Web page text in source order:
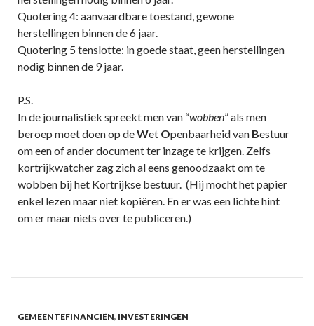
Quotering 4: aanvaardbare toestand, gewone
herstellingen binnen de 6 jaar.
Quotering 5 tenslotte: in goede staat, geen herstellingen
nodig binnen de 9 jaar.
P.S.
In de journalistiek spreekt men van “wobben” als men
beroep moet doen op deWet Openbaarheid van Bestuur
om een of ander document ter inzage te krijgen. Zelfs
kortrijkwatcher zag zich al eens genoodzaakt om te
wobben bij het Kortrijkse bestuur. (Hij mocht het papier
enkel lezen maar niet kopiëren. En er was een lichte hint
om er maar niets over te publiceren.)
GEMEENTEFINANCIËN, INVESTERINGEN